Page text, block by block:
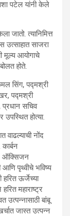
पटेल यांनी केले
जातो. त्यानिमित्त
उत्साहात साजरा
मूल्य आयोगाचे
होते.
सिंग, पद्मश्री
पद्मश्री
सचिव
उपस्थित होत्या.
वाढल्याची नोंद
ऑक्सिजन
आणि पृथ्वीचे भविष्य
ऊर्जेच्या
महाराष्ट्र
उत्पन्नासाठी बांबू
जास्त उत्पन्न